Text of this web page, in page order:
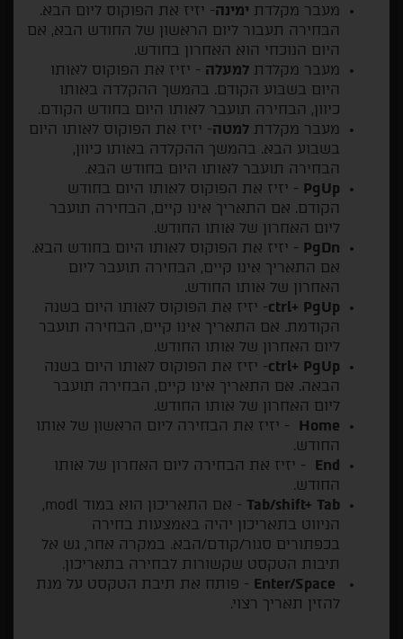
מעבר מקלדת ימינה- יזיז את הפוקוס ליום הבא.
הבחירה תעבור ליום הראשון של החודש הבא, אם
היום הנוכחי הוא האחרון בחודש.
מעבר מקלדת למעלה - יזיז את הפוקוס לאותו
היום בשבוע הקודם. בהמשך ההקלדה באותו
כיוון, הבחירה תועבר לאותו היום בחודש הקודם.
מעבר מקלדת למטה- יזיז את הפוקוס לאותו היום
בשבוע הבא. בהמשך ההקלדה באותו כיוון,
הבחירה תועבר לאותו היום בחודש הבא.
PgUp - יזיז את הפוקוס לאותו היום בחודש
הקודם. אם התאריך אינו קיים, הבחירה תועבר
ליום האחרון של אותו החודש.
PgDn - יזיז את הפוקוס לאותו היום בחודש הבא.
אם התאריך אינו קיים, הבחירה תועבר ליום
האחרון של אותו החודש.
ctrl+ PgUp- יזיז את הפוקוס לאותו היום בשנה
הקודמת. אם התאריך אינו קיים, הבחירה תועבר
ליום האחרון של אותו החודש.
ctrl+ PgUp- יזיז את הפוקוס לאותו היום בשנה
הבאה. אם התאריך אינו קיים, הבחירה תועבר
ליום האחרון של אותו החודש.
Home
- יזיז את הבחירה ליום הראשון של אותו
החודש.
End
- יזיז את הבחירה ליום האחרון של אותו
החודש.
Tab/shift+ Tab
- אם התאריכון הוא במוד modl,
הניווט בתאריכון יהיה באמצעות בחירה
בכפתורים סגור/קודם/הבא. במקרה אחר, גש אל
תיבות הטקסט שקשורות לבחירה בתאריכון.
Enter/Space - פותח את תיבת הטקסט על מנת
להזין תאריך רצוי.